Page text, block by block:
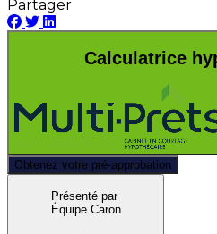
Partager
Calculatrice
Obtenez votre pré-approbation
Présenté par
Équipe Caron